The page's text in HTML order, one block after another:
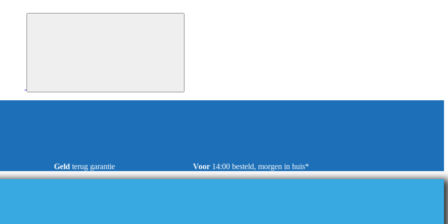
Geld terug garantie Voor 14:00 besteld, morgen in huis*